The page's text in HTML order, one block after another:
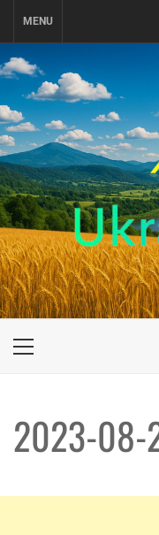
MENU
ПОДОРОЖI ПО
Primary
2023-08-